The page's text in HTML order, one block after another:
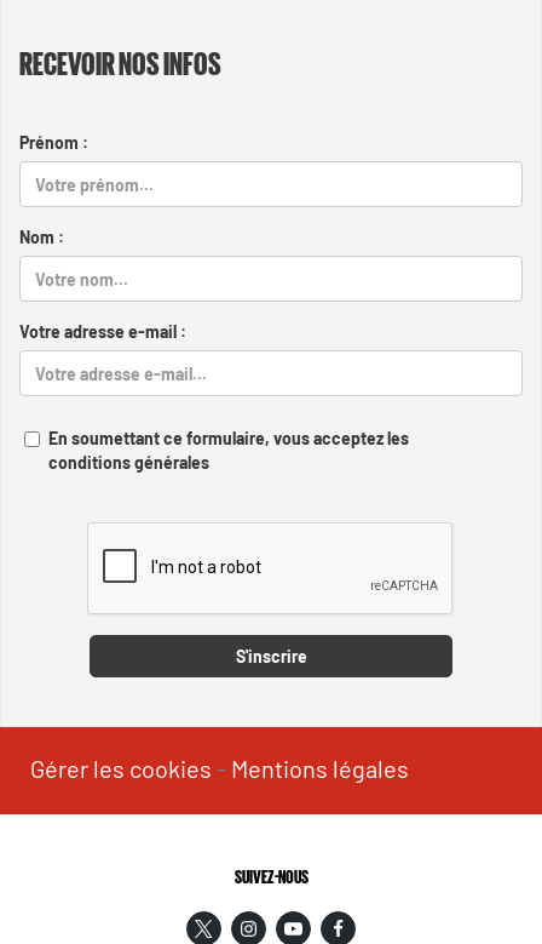
RECEVOIR NOS INFOS
Prénom :
Nom :
Votre adresse e-mail :
En soumettant ce formulaire, vous acceptez les
conditions générales
S'inscrire
Gérer les cookies - Mentions légales
SUIVEZ-NOUS